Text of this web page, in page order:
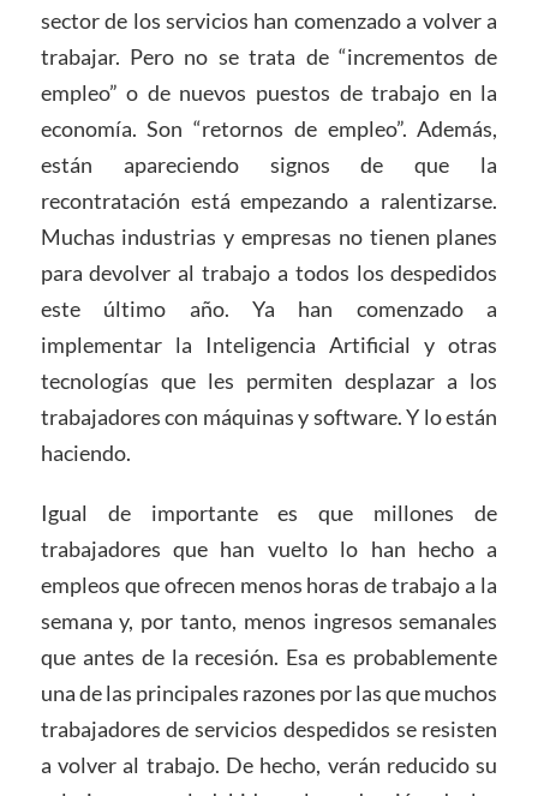
sector de los servicios han comenzado a volver a
trabajar. Pero no se trata de “incrementos de
empleo” o de nuevos puestos de trabajo en la
economía. Son “retornos de empleo”. Además,
están apareciendo signos de que la
recontratación está empezando a ralentizarse.
Muchas industrias y empresas no tienen planes
para devolver al trabajo a todos los despedidos
este último año. Ya han comenzado a
implementar la Inteligencia Artificial y otras
tecnologías que les permiten desplazar a los
trabajadores con máquinas y software. Y lo están
haciendo.
Igual de importante es que millones de
trabajadores que han vuelto lo han hecho a
empleos que ofrecen menos horas de trabajo a la
semana y, por tanto, menos ingresos semanales
que antes de la recesión. Esa es probablemente
una de las principales razones por las que muchos
trabajadores de servicios despedidos se resisten
a volver al trabajo. De hecho, verán reducido su